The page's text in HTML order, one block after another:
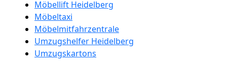
Möbellift Heidelberg
Möbeltaxi
Möbelmitfahrzentrale
Umzugshelfer Heidelberg
Umzugskartons